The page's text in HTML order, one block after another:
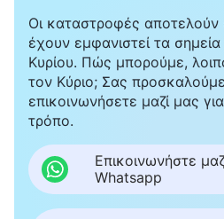
Οι καταστροφές αποτελούν
έχουν εμφανιστεί τα
Κυρίου. Πώς μπορούμε,
τον Κύριο; Σας
επικοινωνήσετε μαζί μας
τρόπο.
Επικοινωνήστε
Whatsapp